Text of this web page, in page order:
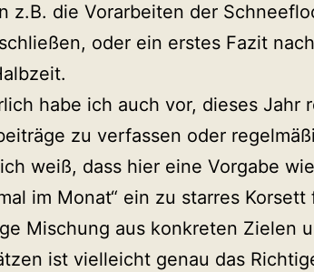
z.B. die Vorarbeiten der
oder ein erstes Fazit
habe ich auch vor, dieses Jahr
zu verfassen oder
weiß, dass hier eine Vorgabe
im Monat“ ein zu starres
Mischung aus konkreten Zielen
ist vielleicht genau das